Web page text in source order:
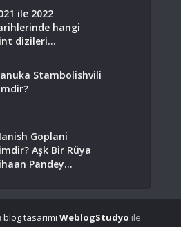
ile 2022
hangi
dizileri...
Stambolishvili
Goplani
Aşk Bir Rüya
Pandey...
blog tasarımı WeblogStudyo ile